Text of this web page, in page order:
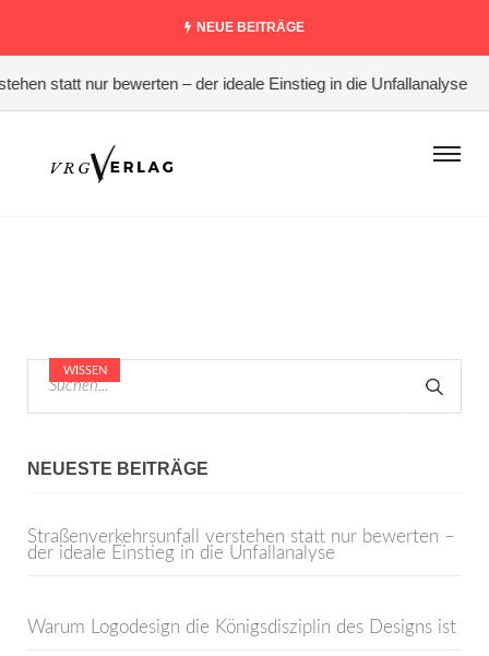
NEUE BEITRÄGE
statt nur bewerten – der ideale Einstieg in die Unfallanalyse
NEUESTE BEITRÄGE
Straßenverkehrsunfall verstehen statt nur bewerten –
der ideale Einstieg in die Unfallanalyse
Warum Logodesign die Königsdisziplin des Designs ist
WISSEN